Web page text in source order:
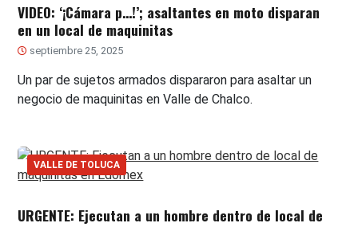
VIDEO: ‘¡Cámara p…!’; asaltantes en moto disparan
en un local de maquinitas
septiembre 25, 2025
Un par de sujetos armados dispararon para asaltar un
negocio de maquinitas en Valle de Chalco.
VALLE DE TOLUCA
URGENTE: Ejecutan a un hombre dentro de local de